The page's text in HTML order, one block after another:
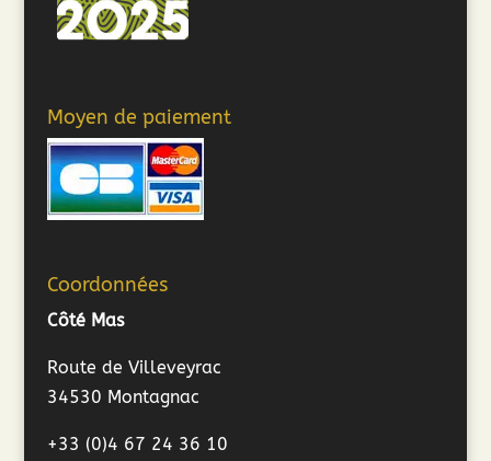
Moyen de paiement
Coordonnées
Côté Mas
Route de Villeveyrac
34530 Montagnac
+33 (0)4 67 24 36 10